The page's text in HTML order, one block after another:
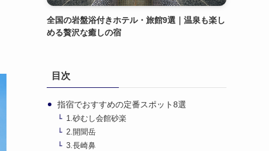
全国の岩盤浴付きホテル・旅館9選｜温泉も楽し
める贅沢な癒しの宿
目次
指宿でおすすめの定番スポット8選
1.砂むし会館砂楽
2.開聞岳
3.長崎鼻